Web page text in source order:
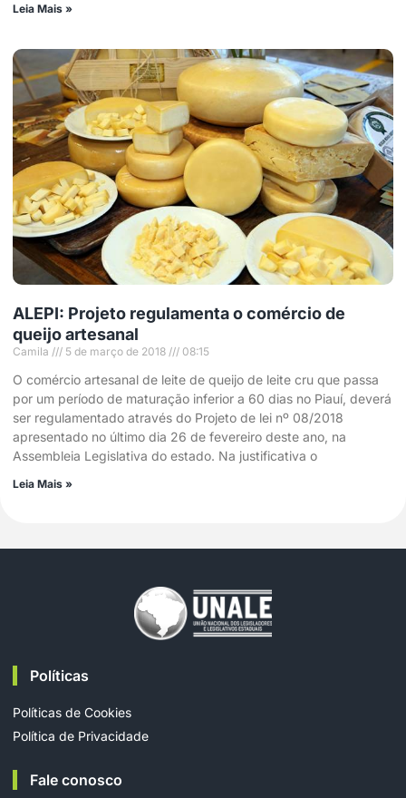
Leia Mais »
ALEPI: Projeto regulamenta o comércio de
queijo artesanal
Camila 5 de março de 2018 08:15
O comércio artesanal de leite de queijo de leite cru que passa
por um período de maturação inferior a 60 dias no Piauí, deverá
ser regulamentado através do Projeto de lei nº 08/2018
apresentado no último dia 26 de fevereiro deste ano, na
Assembleia Legislativa do estado. Na justificativa o
Leia Mais »
Políticas
Políticas de Cookies
Política de Privacidade
Fale conosco